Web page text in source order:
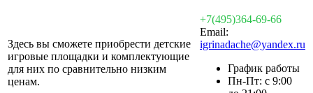
Здесь вы сможете приобрести детские
игровые площадки и комплектующие
для них по сравнительно низким
ценам.
+7(495)364-69-66
Email:
igrinadache@yandex.ru
График работы
Пн-Пт: с 9:00